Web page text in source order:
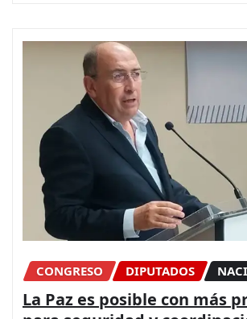
CONGRESO DIPUTADOS
La Paz es posible con más